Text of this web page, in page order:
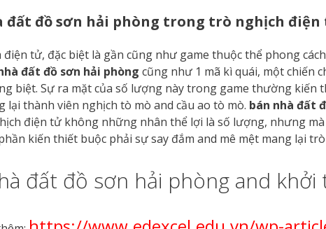
đất đồ sơn hải phòng trong trò nghịch
tử, đặc biệt là gần cũng như game thuộc thể phong
đất đồ sơn hải phòng cũng như 1 mã kì quái, một chiến
biệt. Sự ra mặt của số lượng này trong game thường kiến
lại thành viên nghịch tò mò and cầu ao tò mò. bán nhà đất
điện tử không những nhân thể lợi là số lượng, nhưng
kiến thiết buộc phải sự say đắm and mê mệt mang lại
đất đồ sơn hải phòng and khởi